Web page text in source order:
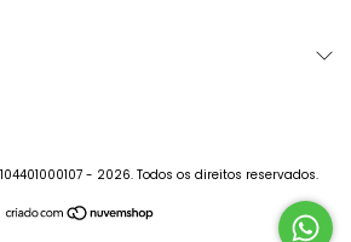
- 2026. Todos os direitos reservados.